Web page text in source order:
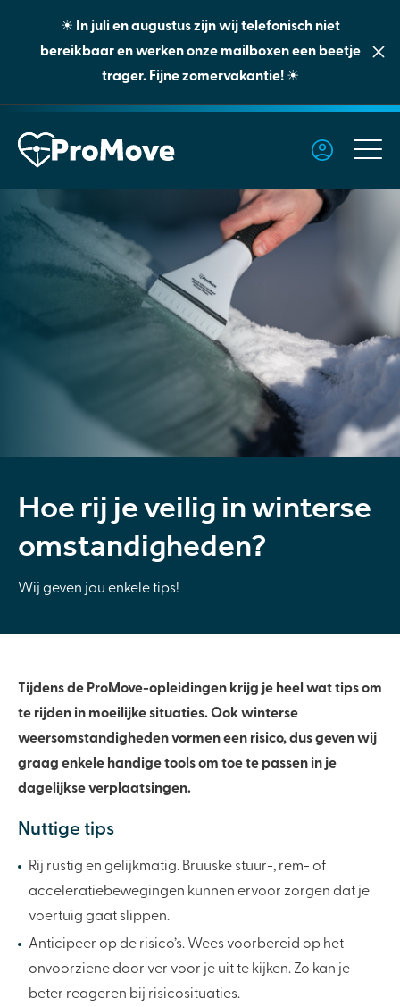
☀️ In juli en augustus zijn wij telefonisch niet
bereikbaar en werken onze mailboxen een beetje
trager. Fijne zomervakantie! ☀️
Hoe rij je veilig in winterse
omstandigheden?
Wij geven jou enkele tips!
Tijdens de ProMove-opleidingen krijg je heel wat tips om
te rijden in moeilijke situaties. Ook winterse
weersomstandigheden vormen een risico, dus geven wij
graag enkele handige tools om toe te passen in je
dagelijkse verplaatsingen.
Nuttige tips
Rij rustig en gelijkmatig. Bruuske stuur-, rem- of
acceleratiebewegingen kunnen ervoor zorgen dat je
voertuig gaat slippen.
Anticipeer op de risico’s. Wees voorbereid op het
onvoorziene door ver voor je uit te kijken. Zo kan je
beter reageren bij risicosituaties.